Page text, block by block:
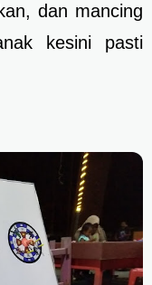
dan mancing
kesini pasti